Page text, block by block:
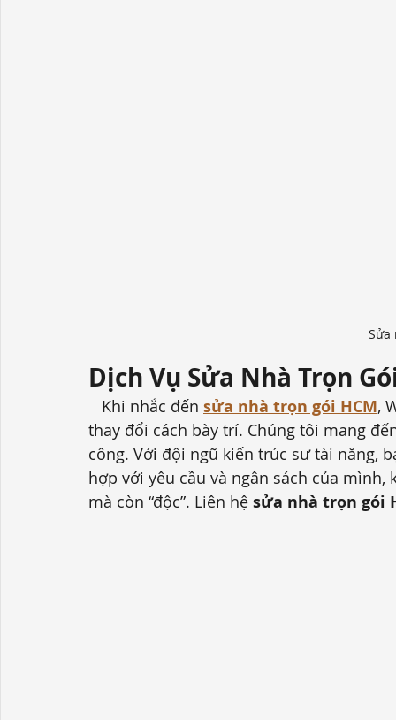
Sửa
Dịch Vụ Sửa Nhà Trọn
   Khi nhắc đến
sửa nhà trọn gói HCM,
thay đổi cách bày trí. Chúng tôi mang
công. Với đội ngũ kiến trúc sư tài năng,
hợp với yêu cầu và ngân sách của
mà còn “độc”. Liên hệ sửa nhà trọn gói